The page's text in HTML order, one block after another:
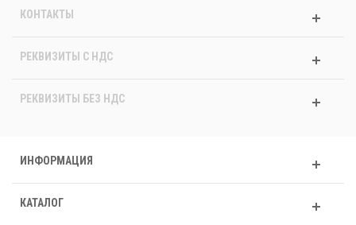
КОНТАКТЫ
РЕКВИЗИТЫ C НДС
РЕКВИЗИТЫ БЕЗ НДС
ИНФОРМАЦИЯ
КАТАЛОГ